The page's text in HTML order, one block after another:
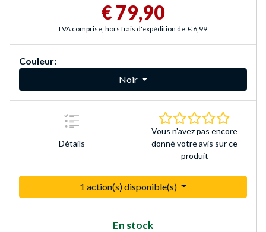
€ 79,90
TVA comprise, hors frais d'expédition de € 6,99.
Couleur:
Noir
Détails
Vous n'avez pas encore
donné votre avis sur ce
produit
1 action(s) disponible(s)
En stock